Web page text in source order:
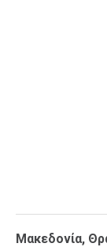
Μακεδονία,